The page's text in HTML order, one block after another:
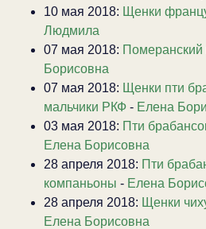
10 мая 2018: Щенки
Людмила
07 мая 2018:
Борисовна
07 мая 2018: Щенки пти
мальчики РКФ - Елена
03 мая 2018: Пти
Елена Борисовна
28 апреля 2018: Пти
компаньоны - Елена
28 апреля 2018: Щенки
Елена Борисовна